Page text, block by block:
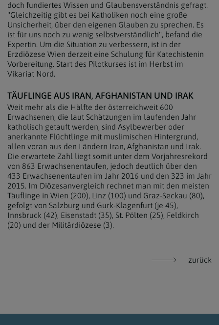
doch fundiertes Wissen und Glaubensverständnis gefragt.
"Gleichzeitig gibt es bei Katholiken noch eine große
Unsicherheit, über den eigenen Glauben zu sprechen. Es
ist für uns noch zu wenig selbstverständlich", befand die
Expertin. Um die Situation zu verbessern, ist in der
Erzdiözese Wien derzeit eine Schulung für Katechistenin
Vorbereitung. Start des Pilotkurses ist im Herbst im
Vikariat Nord.
TÄUFLINGE AUS IRAN, AFGHANISTAN UND IRAK
Weit mehr als die Hälfte der österreichweit 600
Erwachsenen, die laut Schätzungen im laufenden Jahr
katholisch getauft werden, sind Asylbewerber oder
anerkannte Flüchtlinge mit muslimischen Hintergrund,
allen voran aus den Ländern Iran, Afghanistan und Irak.
Die erwartete Zahl liegt somit unter dem Vorjahresrekord
von 863 Erwachsenentaufen, jedoch deutlich über den
433 Erwachsenentaufen im Jahr 2016 und den 323 im Jahr
2015. Im Diözesanvergleich rechnet man mit den meisten
Täuflinge in Wien (200), Linz (100) und Graz-Seckau (80),
gefolgt von Salzburg und Gurk-Klagenfurt (je 45),
Innsbruck (42), Eisenstadt (35), St. Pölten (25), Feldkirch
(20) und der Militärdiözese (3).
zurück